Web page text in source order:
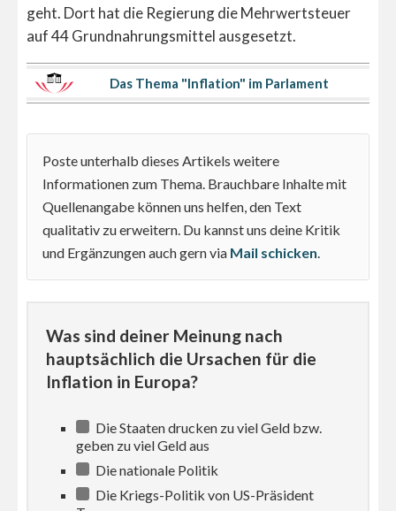
geht. Dort hat die Regierung die Mehrwertsteuer
auf 44 Grundnahrungsmittel ausgesetzt.
Das Thema "Inflation" im Parlament
Poste unterhalb dieses Artikels weitere
Informationen zum Thema. Brauchbare Inhalte mit
Quellenangabe können uns helfen, den Text
qualitativ zu erweitern. Du kannst uns deine Kritik
und Ergänzungen auch gern via Mail schicken
Was sind deiner Meinung nach
hauptsächlich die Ursachen für die
Inflation in Europa?
Die Staaten drucken zu viel Geld bzw.
geben zu viel Geld aus
Die nationale Politik
Die Kriegs-Politik von US-Präsident